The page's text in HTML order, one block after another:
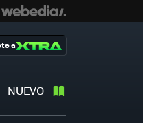
NUEVO
a